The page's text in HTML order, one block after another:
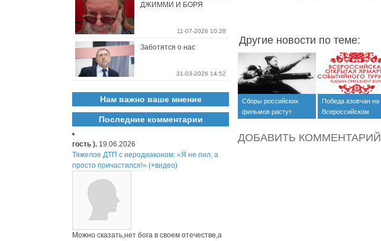
Другие новости по теме:
Сборы российских
фильмов растут
Победа азовчан на
Всероссийском
фестивале
ДОБАВИТЬ КОММЕНТАРИЙ
ДЖИММИ И БОРЯ
11-07-2026 10:28
Заботятся о нас
31-03-2026 14:52
Нам важно ваше мнение
Последние комментарии
гость ). 19.06.2026
Тяжелое ДТП с иеродиаконом: «Я не пил, а
просто причастился!» (+видео)
Можно сказать,нет бога в своем отечестве,а